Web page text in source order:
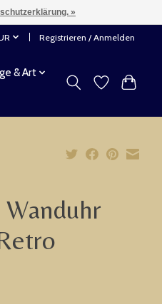
Registrieren / Anmelden
& Art
»